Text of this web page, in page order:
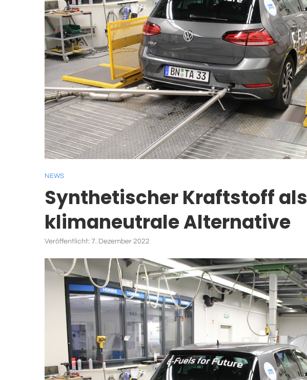
NEWS
Synthetischer Kraftstoff als
klimaneutrale Alternative
Veröffentlicht: 7. Dezember 2022